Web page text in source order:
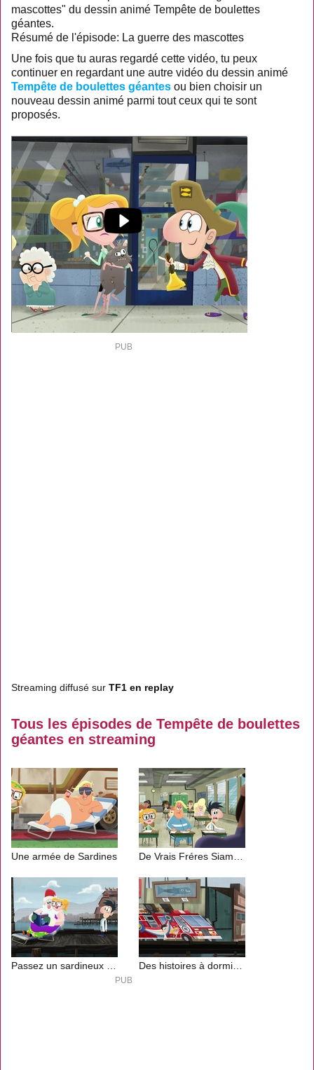
mascottes" du dessin animé Tempête de boulettes
géantes.
Résumé de l'épisode: La guerre des mascottes
Une fois que tu auras regardé cette vidéo, tu peux
continuer en regardant une autre vidéo du dessin animé
Tempête de boulettes géantes ou bien choisir un
nouveau dessin animé parmi tout ceux qui te sont
proposés.
Streaming diffusé sur TF1 en replay
Tous les épisodes de Tempête de boulettes
géantes en streaming
Une armée de Sardines